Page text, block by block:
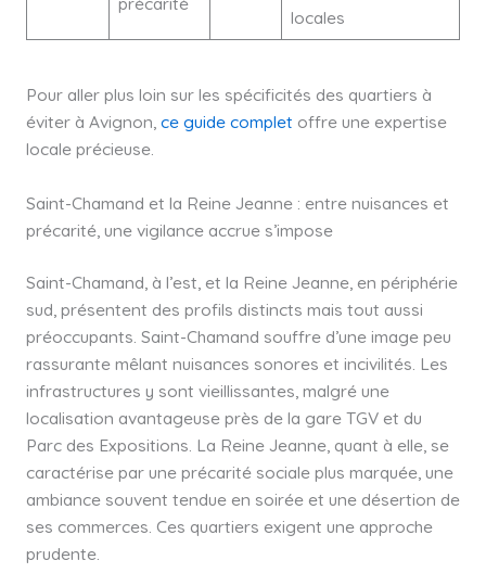
locales
Pour aller plus loin sur les spécificités des quartiers à
éviter à Avignon, ce guide complet offre une expertise
locale précieuse.
Saint-Chamand et la Reine Jeanne : entre nuisances et
précarité, une vigilance accrue s’impose
Saint-Chamand, à l’est, et la Reine Jeanne, en périphérie
sud, présentent des profils distincts mais tout aussi
préoccupants. Saint-Chamand souffre d’une image peu
rassurante mêlant nuisances sonores et incivilités. Les
infrastructures y sont vieillissantes, malgré une
localisation avantageuse près de la gare TGV et du
Parc des Expositions. La Reine Jeanne, quant à elle, se
caractérise par une précarité sociale plus marquée, une
ambiance souvent tendue en soirée et une désertion de
ses commerces. Ces quartiers exigent une approche
prudente.